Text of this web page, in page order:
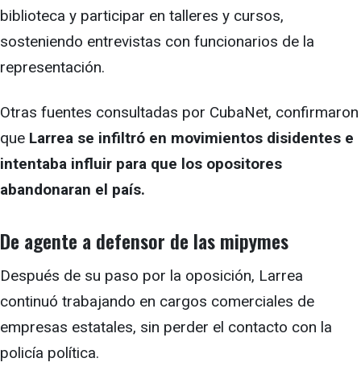
biblioteca y participar en talleres y cursos,
sosteniendo entrevistas con funcionarios de la
representación.
Otras fuentes consultadas por CubaNet, confirmaron
que Larrea se infiltró en movimientos disidentes e
intentaba influir para que los opositores
abandonaran el país.
De agente a defensor de las mipymes
Después de su paso por la oposición, Larrea
continuó trabajando en cargos comerciales de
empresas estatales, sin perder el contacto con la
policía política.